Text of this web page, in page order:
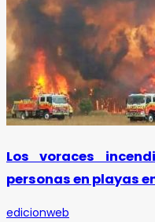
Los voraces
personas en playas
edicionweb